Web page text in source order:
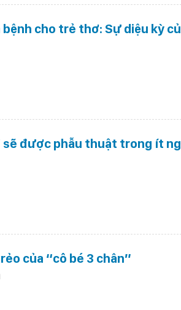
cho trẻ thơ: Sự diệu kỳ
sẽ được phẫu thuật trong ít
của “cô bé 3 chân”